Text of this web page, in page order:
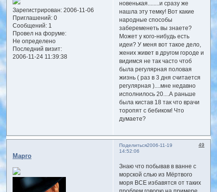
Зарегистрирован: 2006-11-06
Приглашений:0
Сообщений:1
Провел на форуме:
Не определено
Последний визит:
2006-11-24 11:39:38
новенькая........и сразу же
нашла эту темку! Вот какие
народные способы
забеременеть вы знаете?
Может у кого-нибудь есть
идеи? У меня вот такое дело,
жених живет в другом городе и
видимся не так часто чтоб
была регулярная половая
жизнь ( раз в 3 дня считается
регулярная )....мне недавно
исполнилось 20....А раньше
была кистав 18 так что врачи
торопят с бебиком! Что
думаете?
Поделиться 49
2006-11-19
14:52:06
Марго
Знаю что побывав в ванне с
морской слью из Мёртвого
моря ВСЕ избавятся от таких